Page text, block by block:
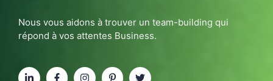
Nous vous aidons à trouver un team-building qui
répond à vos attentes Business.